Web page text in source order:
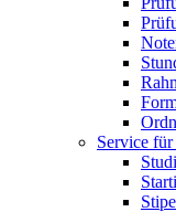
Service